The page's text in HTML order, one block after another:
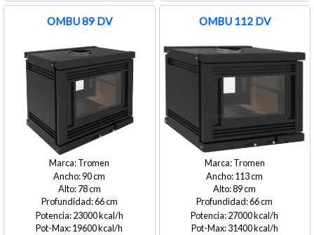
OMBU 89 DV
Tromen
90
78
66
23000
19600
OMBU 112 DV
Tromen
113
89
66
27000
31400